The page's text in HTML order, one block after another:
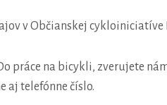
v Občianskej cykloiniciatíve
práce na bicykli, zverujete
aj telefónne číslo.